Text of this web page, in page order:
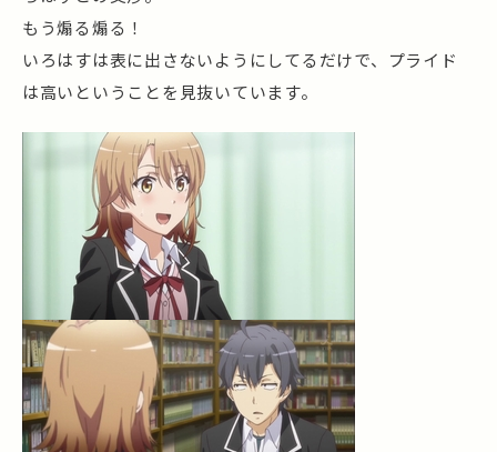
もう煽る煽る！
いろはすは表に出さないようにしてるだけで、プライド
は高いということを見抜いています。